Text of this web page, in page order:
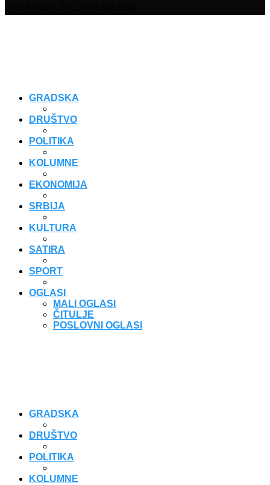
GRADSKA
DRUŠTVO
POLITIKA
KOLUMNE
EKONOMIJA
SRBIJA
KULTURA
SATIRA
SPORT
OGLASI
MALI OGLASI
ČITULJE
POSLOVNI OGLASI
GRADSKA
DRUŠTVO
POLITIKA
KOLUMNE